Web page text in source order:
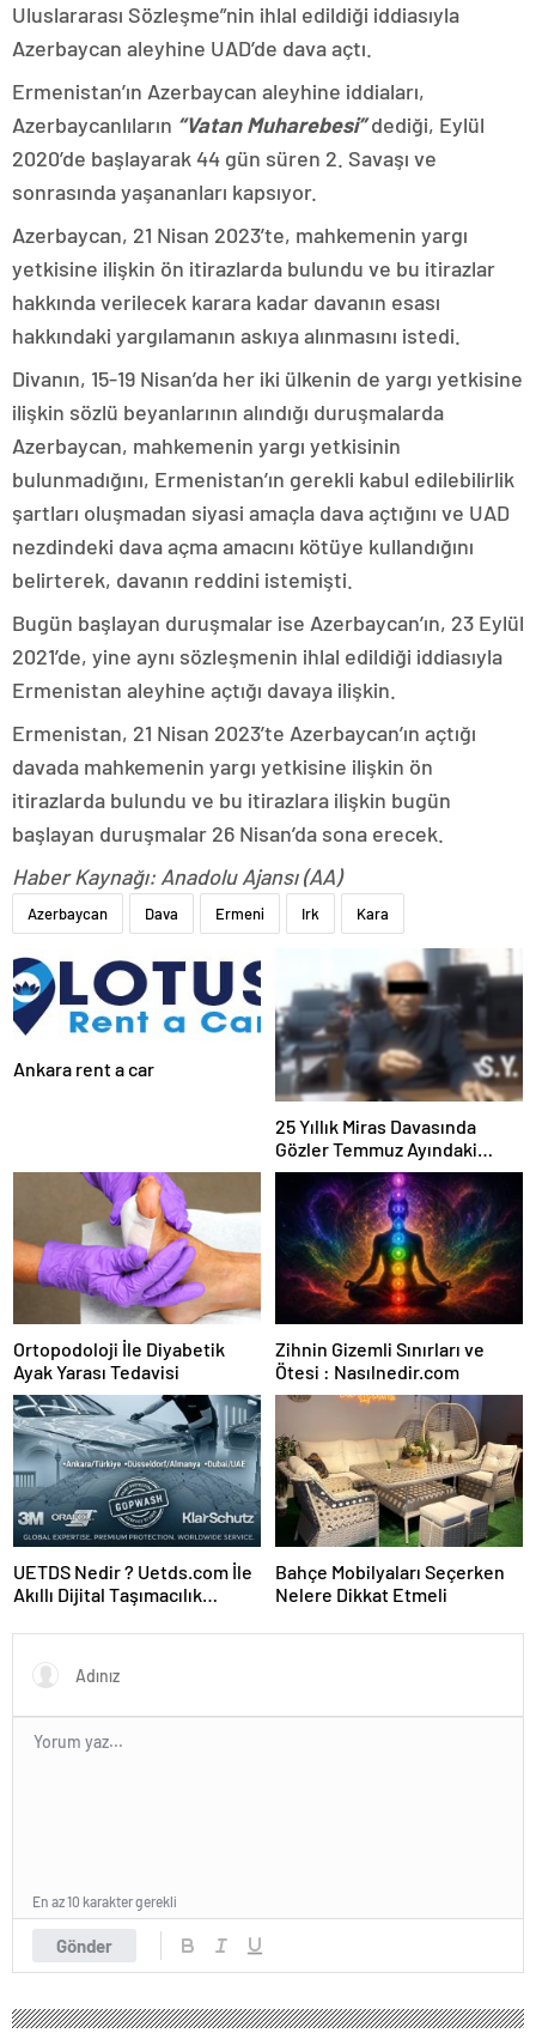
Uluslararası Sözleşme”nin ihlal edildiği iddiasıyla
Azerbaycan aleyhine UAD’de dava açtı.
Ermenistan’ın Azerbaycan aleyhine iddiaları,
Azerbaycanlıların “Vatan Muharebesi”dediği, Eylül
2020’de başlayarak 44 gün süren 2. Savaşı ve
sonrasında yaşananları kapsıyor.
Azerbaycan, 21 Nisan 2023’te, mahkemenin yargı
yetkisine ilişkin ön itirazlarda bulundu ve bu itirazlar
hakkında verilecek karara kadar davanın esası
hakkındaki yargılamanın askıya alınmasını istedi.
Divanın, 15-19 Nisan’da her iki ülkenin de yargı yetkisine
ilişkin sözlü beyanlarının alındığı duruşmalarda
Azerbaycan, mahkemenin yargı yetkisinin
bulunmadığını, Ermenistan’ın gerekli kabul edilebilirlik
şartları oluşmadan siyasi amaçla dava açtığını ve UAD
nezdindeki dava açma amacını kötüye kullandığını
belirterek, davanın reddini istemişti.
Bugün başlayan duruşmalar ise Azerbaycan’ın, 23 Eylül
2021’de, yine aynı sözleşmenin ihlal edildiği iddiasıyla
Ermenistan aleyhine açtığı davaya ilişkin.
Ermenistan, 21 Nisan 2023’te Azerbaycan’ın açtığı
davada mahkemenin yargı yetkisine ilişkin ön
itirazlarda bulundu ve bu itirazlara ilişkin bugün
başlayan duruşmalar 26 Nisan’da sona erecek.
Haber Kaynağı: Anadolu Ajansı (AA)
Azerbaycan Dava Ermeni Irk Kara
Ankara rent a car
25 Yıllık Miras Davasında
Gözler Temmuz Ayındaki
Karar Duruşmasına Çevrildi
Ortopodoloji İle Diyabetik
Ayak Yarası Tedavisi
Zihnin Gizemli Sınırları ve
Ötesi : Nasılnedir.com
UETDS Nedir ? Uetds.com İle
Akıllı Dijital Taşımacılık
Bahçe Mobilyaları Seçerken
Nelere Dikkat Etmeli
Gönder
En az 10 karakter gerekli